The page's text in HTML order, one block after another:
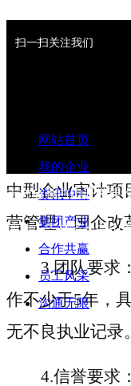
二、资格要求
2.业绩要求
中型企业审计项
营管理、国企改
3.团队要求
作不少于5年，
无不良执业记录。
4.信誉要求
扫一扫关注我们
网站首页
我的企业
资讯中心
集团产业
合作共赢
员工风采
沟通无限
吉林省长白山开发建
地址：吉林省长白山